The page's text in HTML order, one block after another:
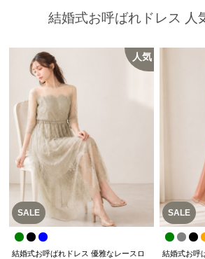
結婚式お呼ばれドレス 人
SALE
人気
結婚式お呼ばれドレス 優雅なレースロ
SALE
結婚式お呼